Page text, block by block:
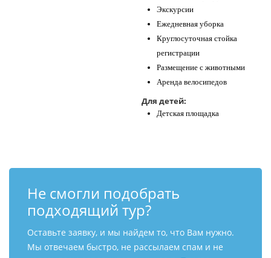
Экскурсии
Ежедневная уборка
Круглосуточная стойка
регистрации
Размещение с животными
Аренда велосипедов
Для детей:
Детская площадка
Не смогли подобрать
подходящий тур?
Оставьте заявку, и мы найдем то, что Вам нужно.
Мы отвечаем быстро, не рассылаем спам и не